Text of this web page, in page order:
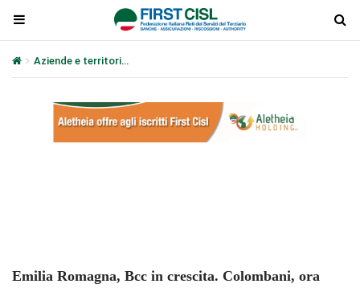
Aziende e territori
Emilia Romagna, Bcc in crescita. Colombani, ora